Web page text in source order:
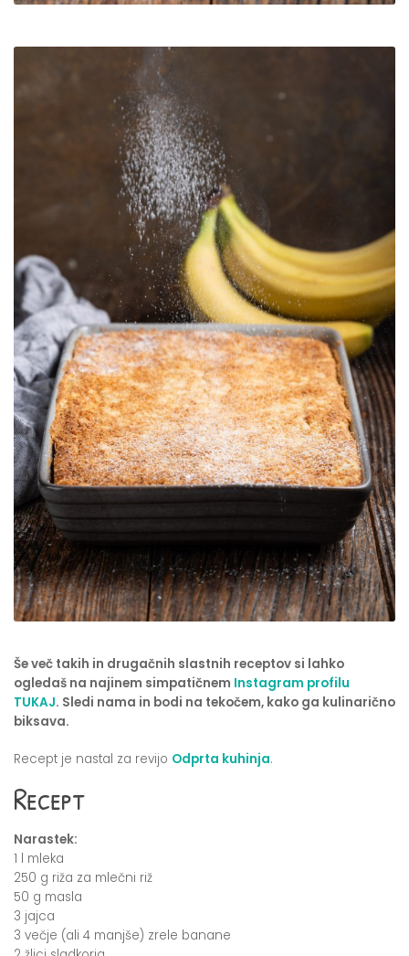
Še več takih in drugačnih slastnih receptov si lahko
ogledaš na najinem simpatičnem Instagram profilu
TUKAJ. Sledi nama in bodi na tekočem, kako ga kulinarično
biksava.
Recept je nastal za revijo Odprta kuhinja.
Recept
Narastek:
1 l mleka
250 g riža za mlečni riž
50 g masla
3 jajca
3 večje (ali 4 manjše) zrele banane